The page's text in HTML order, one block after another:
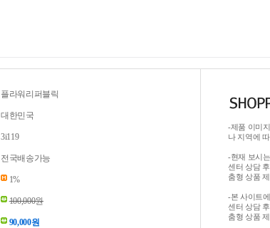
플라워리퍼블릭
대한민국
3i119
전국배송가능
1%
100,000원
90,000원
-제품 이미
나 지역에
-현재 보시
센터 상담
춤형 상품
-본 사이트
센터 상담
춤형 상품